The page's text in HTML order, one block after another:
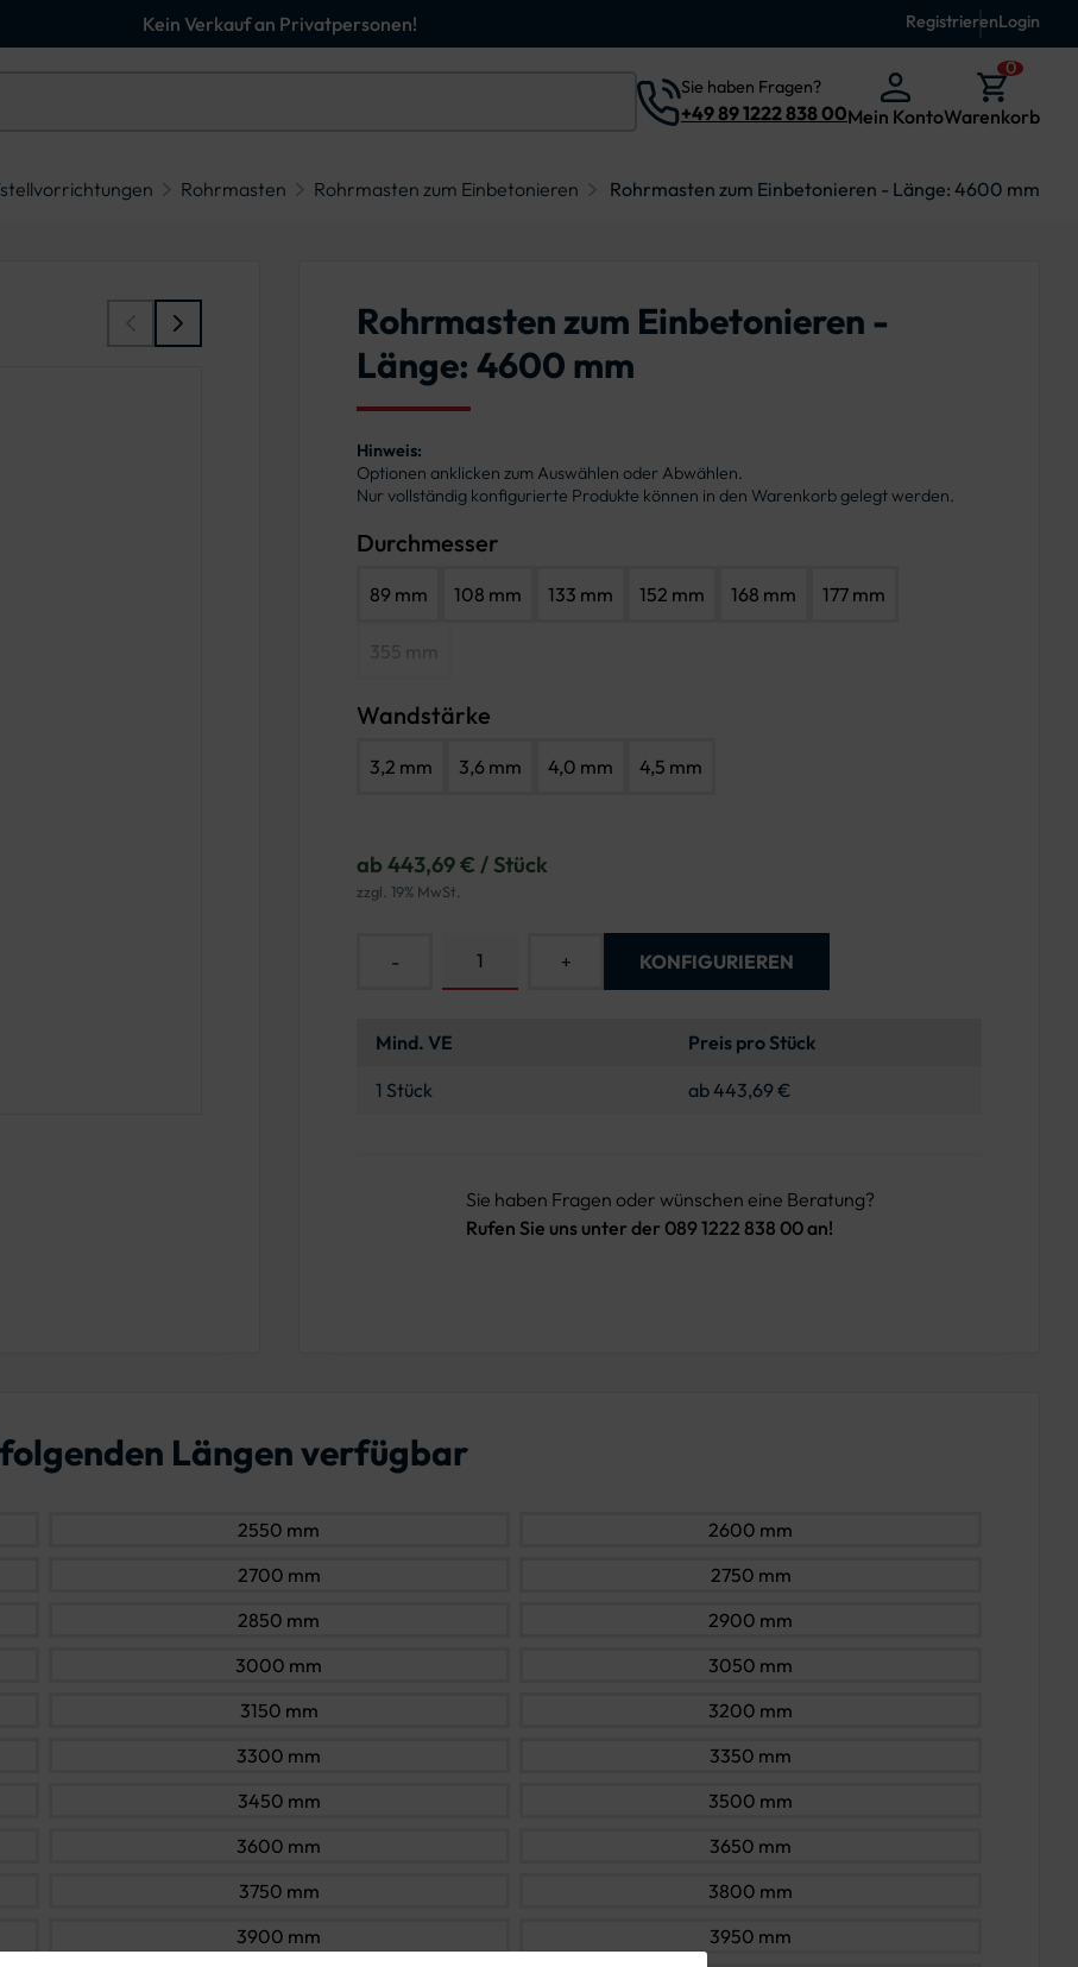
Kein Verkauf an Privatpersonen! RegistrierenLogin
Sie haben Fragen?
+49 89 1222 838 00Mein Konto
0
Warenkorb
Rohrmasten Rohrmasten zum Einbetonieren Rohrmasten zum Einbetonieren - Länge: 4600 mm
Rohrmasten zum Einbetonieren -
Länge: 4600 mm
Hinweis:
Optionen anklicken zum Auswählen oder Abwählen.
Nur vollständig konfigurierte Produkte können in den Warenkorb gelegt werden.
Durchmesser
89 mm 108 mm 133 mm 152 mm 168 mm 177 mm
Wandstärke
3,2 mm 3,6 mm 4,0 mm 4,5 mm
ab 443,69 € / Stück
zzgl. 19% MwSt.
- + KONFIGURIEREN
Mind. VE
Preis pro Stück
1 Stück
ab 443,69 €
Sie haben Fragen oder wünschen eine Beratung?
Rufen Sie uns unter der 089 1222 838 00 an!
Längen verfügbar
2550 mm
2600 mm
2700 mm
2750 mm
2850 mm
2900 mm
3000 mm
3050 mm
3150 mm
3200 mm
3300 mm
3350 mm
3450 mm
3500 mm
3600 mm
3650 mm
3750 mm
3800 mm
3900 mm
3950 mm